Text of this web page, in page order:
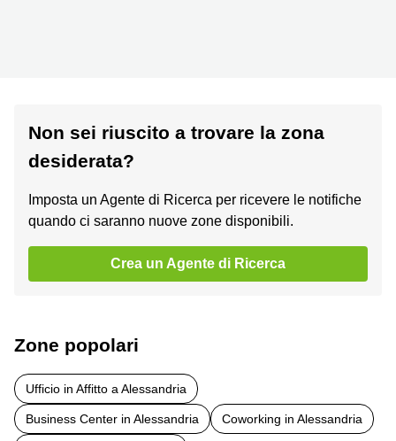
Non sei riuscito a trovare la zona
desiderata?
Imposta un Agente di Ricerca per ricevere le notifiche
quando ci saranno nuove zone disponibili.
Crea un Agente di Ricerca
Zone popolari
Ufficio in Affitto a Alessandria
Business Center in Alessandria Coworking in Alessandria